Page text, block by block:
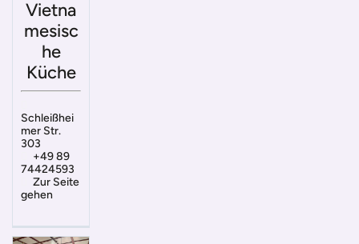
Vietna
mesisc
he
Küche
Schleißhei
mer Str.
303
+49 89
74424593
Zur Seite
gehen